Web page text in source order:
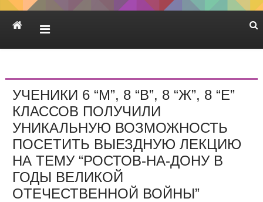
УЧЕНИКИ 6 “М”, 8 “В”, 8 “Ж”, 8 “Е”
КЛАССОВ ПОЛУЧИЛИ
УНИКАЛЬНУЮ ВОЗМОЖНОСТЬ
ПОСЕТИТЬ ВЫЕЗДНУЮ ЛЕКЦИЮ
НА ТЕМУ “РОСТОВ-НА-ДОНУ В
ГОДЫ ВЕЛИКОЙ
ОТЕЧЕСТВЕННОЙ ВОЙНЫ”